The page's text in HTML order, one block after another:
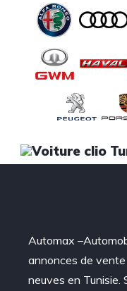
Automax
annonces de
neuves en Tunisie.